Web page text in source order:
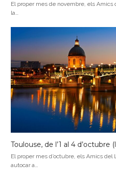
El proper mes de novembre, els
la…
Toulouse, de l’1 al 4 d’octubre
El proper mes d’octubre, els Amics
autocar a…